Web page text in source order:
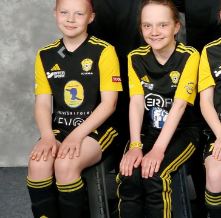
Previous